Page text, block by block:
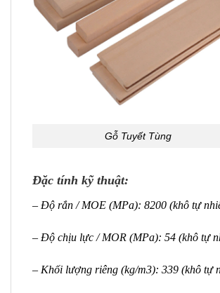
Gỗ Tuyết Tùng
Đặc tính kỹ thuật:
– Độ rắn / MOE (MPa): 8200 (khô tự
– Độ chịu lực / MOR (MPa): 54 (khô tự
– Khối lượng riêng (kg/m3): 339 (khô tự